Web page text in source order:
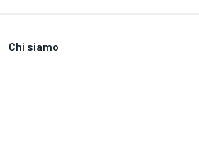
Chi siamo